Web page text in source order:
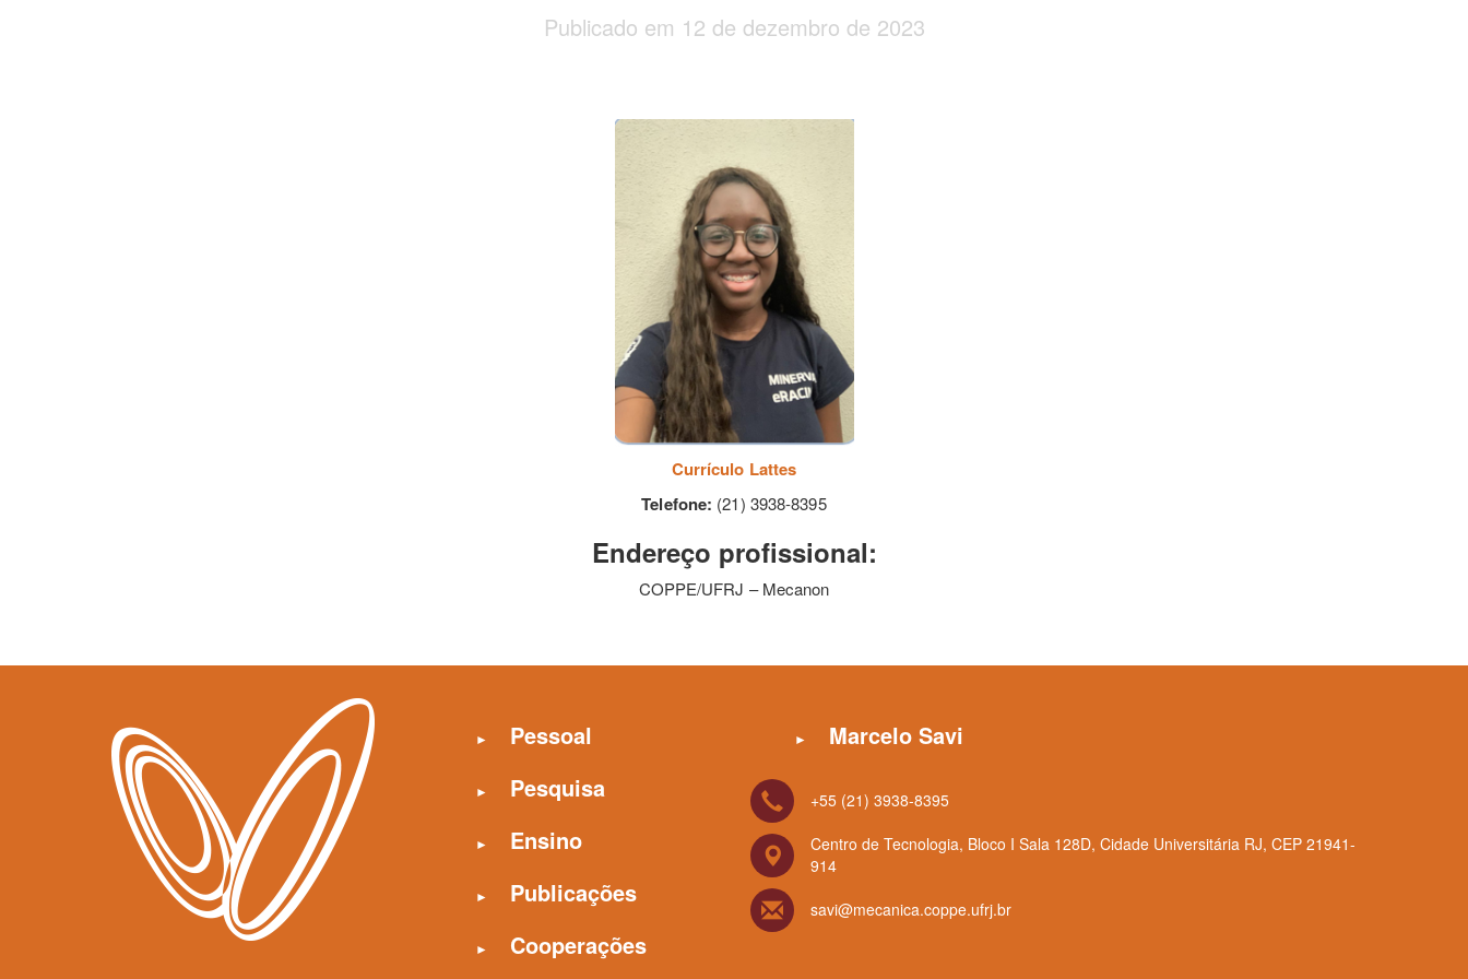
Publicado em 12 de dezembro de 2023
Currículo Lattes
Telefone: (21) 3938-8395
Endereço profissional:
COPPE/UFRJ – Mecanon
Pessoal
Pesquisa
Ensino
Publicações
Cooperações
Marcelo Savi
+55 (21) 3938-8395
Centro de Tecnologia, Bloco I Sala 128D, Cidade Universitária RJ, CEP 21941-
914
savi@mecanica.coppe.ufrj.br